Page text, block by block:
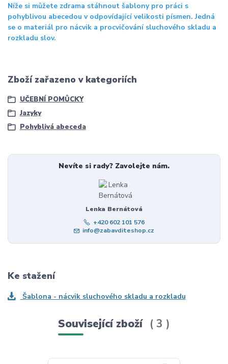
Níže si můžete zdrama stáhnout šablony pro práci s
pohyblivou abecedou v odpovídající velikosti písmen. Jedná
se o materiál pro nácvik a procvičování sluchového skladu a
rozkladu slov.
Zboží zařazeno v kategoriích
UČEBNÍ POMŮCKY
Jazyky
Pohyblivá abeceda
Nevíte si rady? Zavolejte nám.
Lenka Bernátová
+420 602 101 576
info@zabavditeshop.cz
Ke stažení
Šablona - nácvik sluchového skladu a rozkladu
Související zboží 3